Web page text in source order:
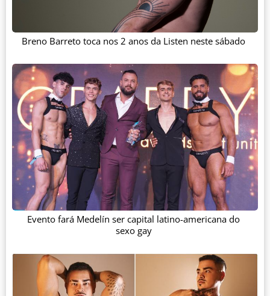
Breno Barreto toca nos 2 anos da Listen neste sábado
Evento fará Medelín ser capital latino-americana do
sexo gay